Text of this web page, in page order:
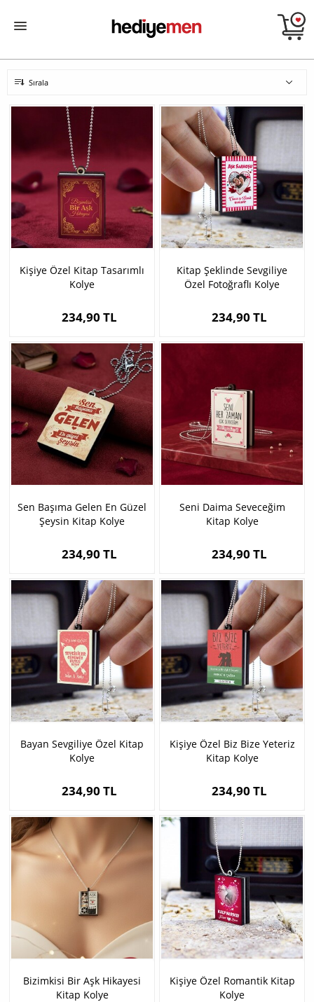
Sırala
Kişiye Özel Kitap Tasarımlı
Kolye
234,90 TL
Kitap Şeklinde Sevgiliye
Özel Fotoğraflı Kolye
234,90 TL
Sen Başıma Gelen En Güzel
Şeysin Kitap Kolye
234,90 TL
Seni Daima Seveceğim
Kitap Kolye
234,90 TL
Bayan Sevgiliye Özel Kitap
Kolye
234,90 TL
Kişiye Özel Biz Bize Yeteriz
Kitap Kolye
234,90 TL
Bizimkisi Bir Aşk Hikayesi
Kitap Kolye
Kişiye Özel Romantik Kitap
Kolye